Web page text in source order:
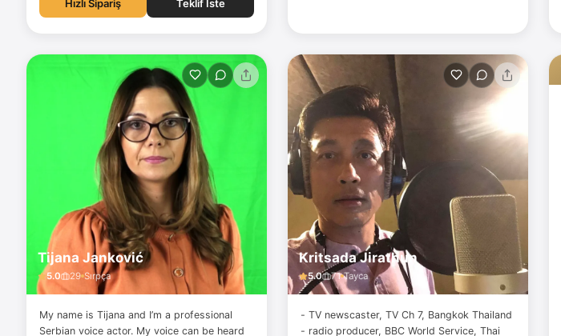
Hızlı Sipariş Teklif İste
Tijana Janković
5.0 29 Sırpça
My name is Tijana and I’m a professional
Serbian voice actor. My voice can be heard
Kritsada Jirathun
5.0 71 Tayca
- TV newscaster, TV Ch 7, Bangkok Thailand
- radio producer, BBC World Service, Thai